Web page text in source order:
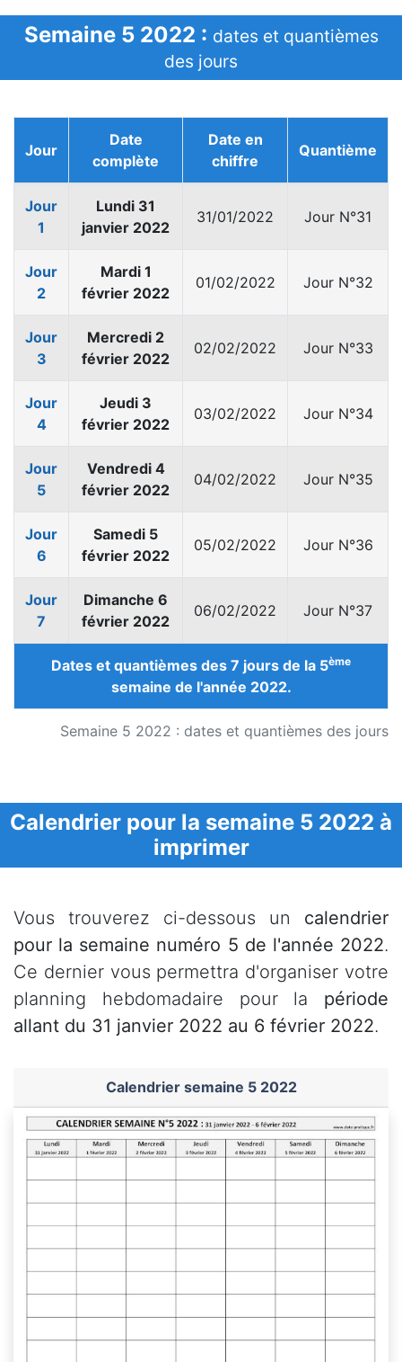
Semaine 5 2022 : dates et quantièmes
des jours
Semaine 5 2022 : dates et quantièmes des jours
Jour
Date
complète
Date en
chiffre
Quantième
Jour
1
Lundi 31
janvier 2022
31/01/2022 Jour N°31
Jour
2
Mardi 1
février 2022
01/02/2022 Jour N°32
Jour
3
Mercredi 2
février 2022
02/02/2022 Jour N°33
Jour
4
Jeudi 3
février 2022
03/02/2022 Jour N°34
Jour
5
Vendredi 4
février 2022
04/02/2022 Jour N°35
Jour
6
Samedi 5
février 2022
05/02/2022 Jour N°36
Jour
7
Dimanche 6
février 2022
06/02/2022 Jour N°37
Dates et quantièmes des 7 jours de la 5ème
semaine de l'année 2022.
Calendrier pour la semaine 5 2022 à
imprimer
Vous trouverez ci-dessous un calendrier
pour la semaine numéro 5 de l'année 2022.
Ce dernier vous permettra d'organiser votre
planning hebdomadaire pour la période
allant du 31 janvier 2022 au 6 février 2022.
Calendrier semaine 5 2022